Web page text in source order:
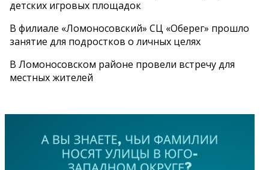
детских игровых площадок
В филиале «Ломоносовский» СЦ «Оберег» прошло
занятие для подростков о личных целях
В Ломоносовском районе провели встречу для
местных жителей